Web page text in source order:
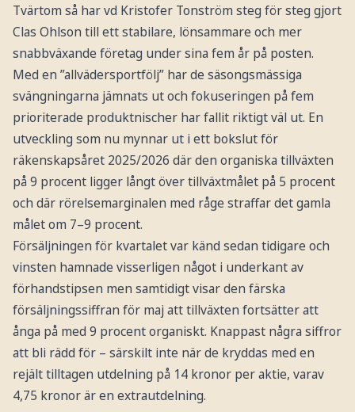
Tvärtom så har vd Kristofer Tonström steg för steg gjort
Clas Ohlson till ett stabilare, lönsammare och mer
snabbväxande företag under sina fem år på posten.
Med en ”allvädersportfölj” har de säsongsmässiga
svängningarna jämnats ut och fokuseringen på fem
prioriterade produktnischer har fallit riktigt väl ut. En
utveckling som nu mynnar ut i ett bokslut för
räkenskapsåret 2025/2026 där den organiska tillväxten
på 9 procent ligger långt över tillväxtmålet på 5 procent
och där rörelsemarginalen med råge straffar det gamla
målet om 7–9 procent.
Försäljningen för kvartalet var känd sedan tidigare och
vinsten hamnade visserligen något i underkant av
förhandstipsen men samtidigt visar den färska
försäljningssiffran för maj att tillväxten fortsätter att
ånga på med 9 procent organiskt. Knappast några siffror
att bli rädd för – särskilt inte när de kryddas med en
rejält tilltagen utdelning på 14 kronor per aktie, varav
4,75 kronor är en extrautdelning.